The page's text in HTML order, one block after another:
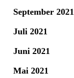
September 2021
Juli 2021
Juni 2021
Mai 2021